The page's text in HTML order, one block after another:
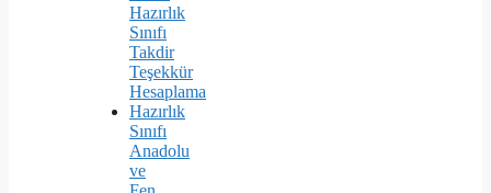
Hazırlık
Sınıfı
Takdir
Teşekkür
Hesaplama
Hazırlık
Sınıfı
Anadolu
ve